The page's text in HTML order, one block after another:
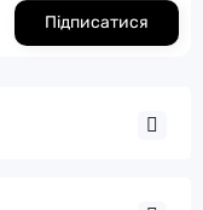
Підписатися